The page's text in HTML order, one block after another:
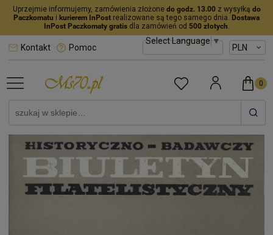
Uprzejmie informujemy, zamówienia złożone do godz. 13.00z wysyłką do
Paczkomatu i kurierem InPost realizowane są tego samego dnia. Dostawa
InPost Paczkomaty gratisdla zamówień od 500 złotych.
Select Language▼
Kontakt Pomoc